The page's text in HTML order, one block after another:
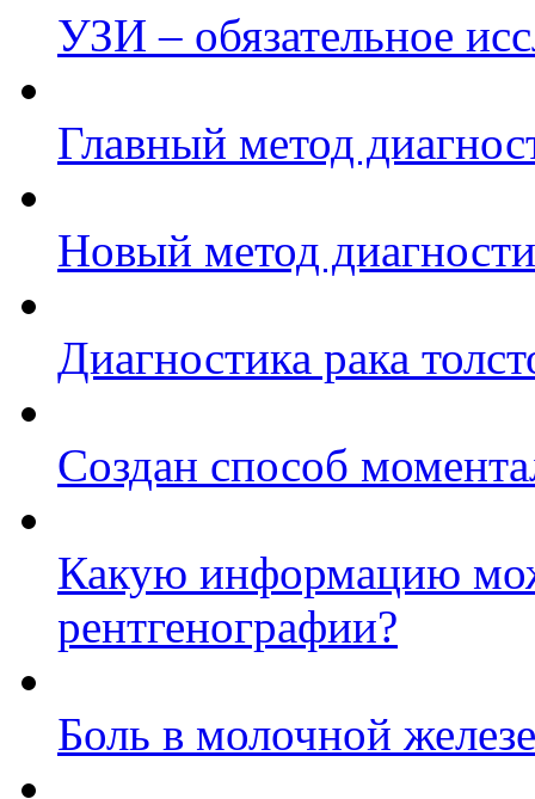
УЗИ – обязательное
Главный метод
Новый метод
Диагностика рака
Создан способ
Какую информацию
рентгенографии?
Боль в молочной